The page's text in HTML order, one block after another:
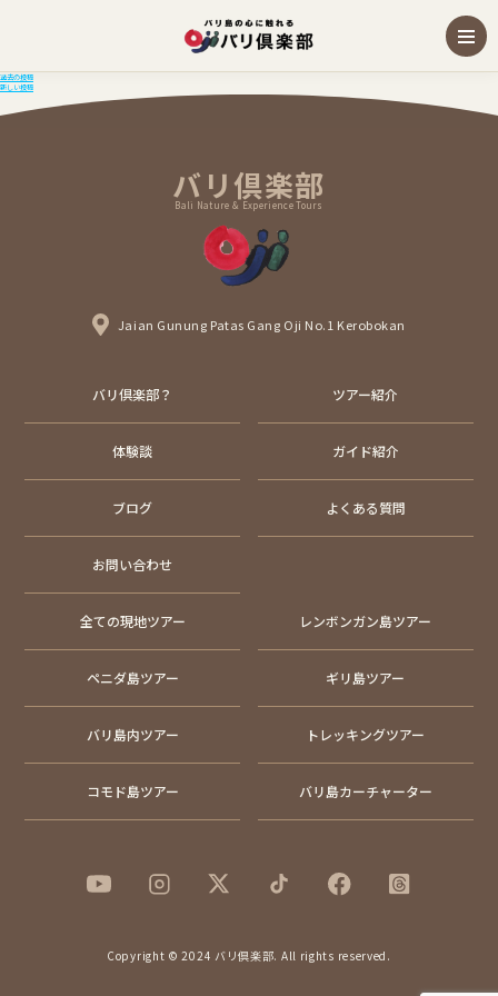
投
稿
ナ
過去の投稿
新しい投稿
バリ倶楽部
Bali Nature & Experience Tours
Jaian Gunung Patas Gang Oji No.1 Kerobokan
バリ倶楽部？ ツアー紹介
体験談 ガイド紹介
ブログ よくある質問
お問い合わせ
全ての現地ツアー レンボンガン島ツアー
ペニダ島ツアー ギリ島ツアー
バリ島内ツアー トレッキングツアー
コモド島ツアー バリ島カーチャーター
Copyright © 2024 バリ倶楽部. All rights reserved.